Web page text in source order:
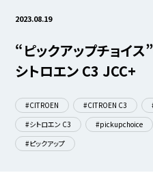
2023.08.19
“ピックアップチョイ
シトロエン C3 JCC+
#CITROEN #CITROEN C3
#シトロエン C3
#pickupchoice
#ピックアップ